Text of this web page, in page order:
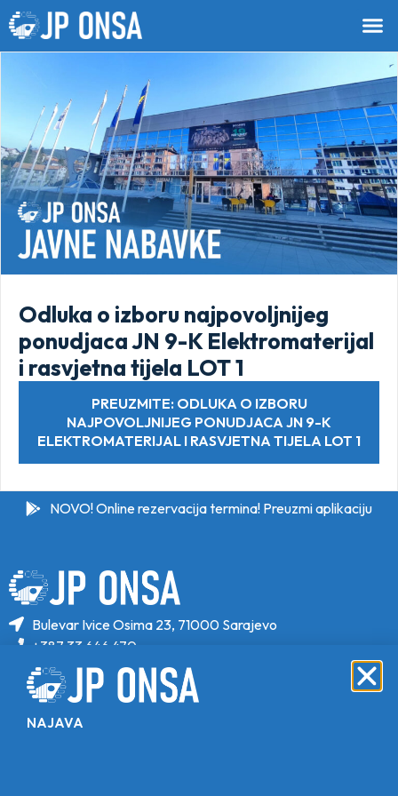
Odluka o izboru najpovoljnijeg
ponudjaca JN 9-K Elektromaterijal
i rasvjetna tijela LOT 1
PREUZMITE: ODLUKA O IZBORU
NAJPOVOLJNIJEG PONUDJACA JN 9-K
ELEKTROMATERIJAL I RASVJETNA TIJELA LOT 1
NOVO! Online rezervacija termina! Preuzmi aplikaciju
Bulevar Ivice Osima 23, 71000 Sarajevo
+387 33 646 470
+387 33 646 471
info@jponsa.ba
NAJAVA